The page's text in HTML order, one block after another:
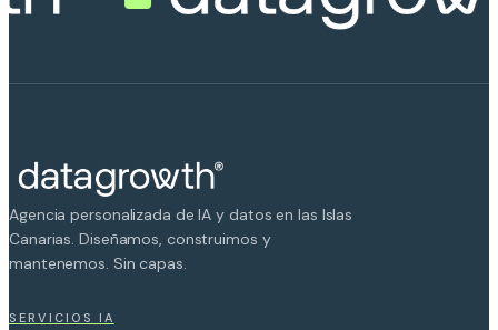
Agencia personalizada de IA y datos en las Islas
Canarias. Diseñamos, construimos y
mantenemos. Sin capas.
SERVICIOS IA